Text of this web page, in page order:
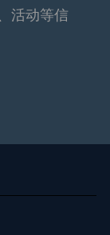
活动等信